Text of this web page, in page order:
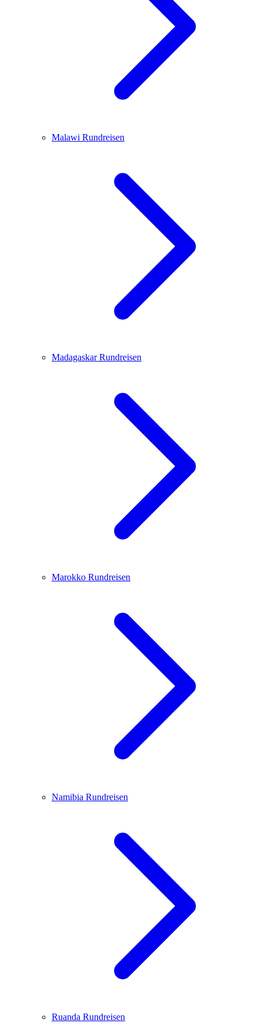
Malawi Rundreisen
MadagaskarRundreisen
Marokko Rundreisen
Namibia Rundreisen
Ruanda Rundreisen